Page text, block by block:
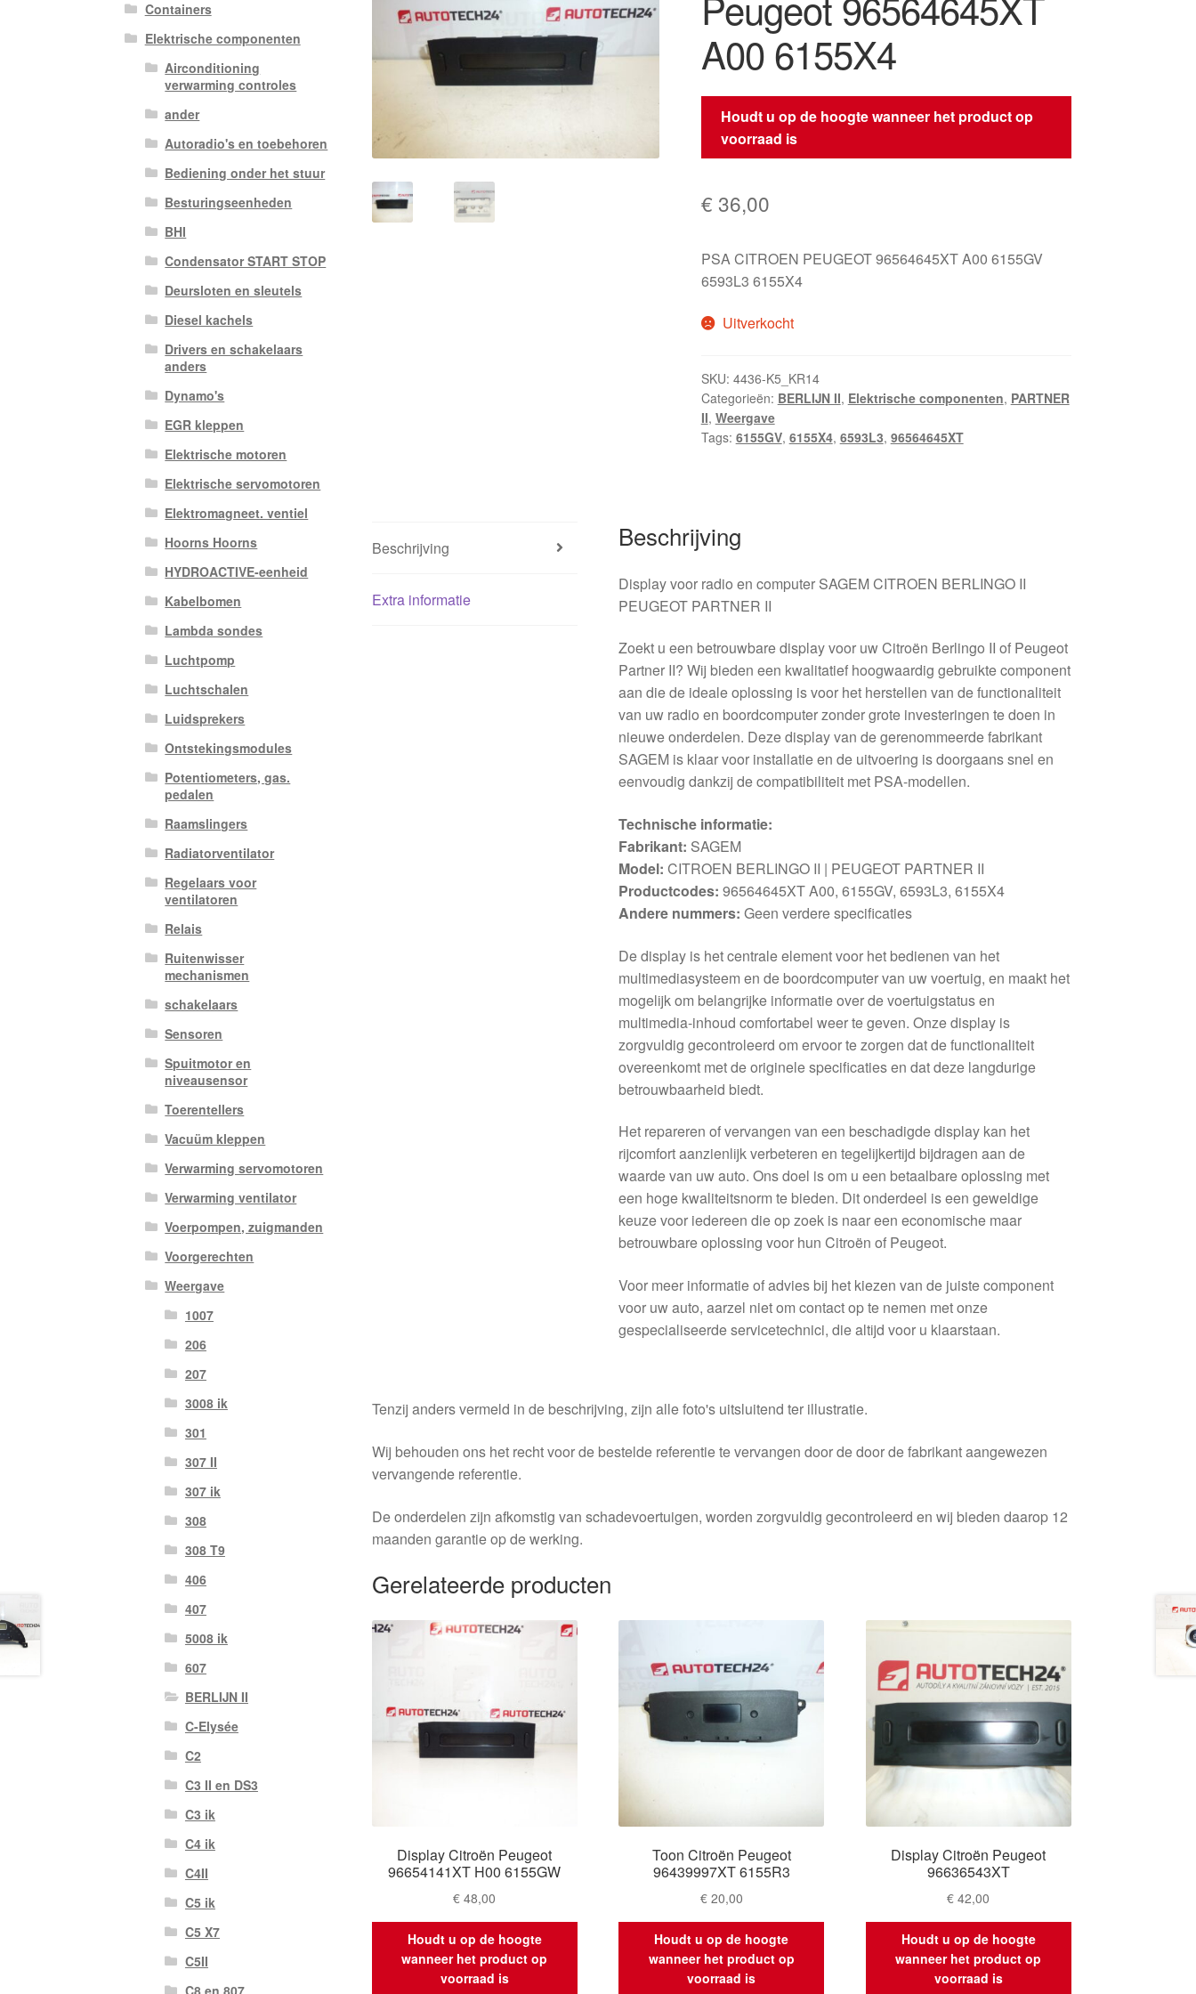
A00 6155X4
Houdt u op de hoogte wanneer het product op
voorraad is
€ 36,00
PSA CITROEN PEUGEOT 96564645XT A00 6155GV
6593L3 6155X4
Uitverkocht
SKU: 4436-K5_KR14
Categorieën: BERLIJN II, Elektrische componenten, PARTNER
II, Weergave
Tags: 6155GV, 6155X4, 6593L3, 96564645XT
Beschrijving
Extra informatie
Beschrijving
Display voor radio en computer SAGEM CITROEN BERLINGO II
PEUGEOT PARTNER II
Zoekt u een betrouwbare display voor uw Citroën Berlingo II of Peugeot
Partner II? Wij bieden een kwalitatief hoogwaardig gebruikte component
aan die de ideale oplossing is voor het herstellen van de functionaliteit
van uw radio en boordcomputer zonder grote investeringen te doen in
nieuwe onderdelen. Deze display van de gerenommeerde fabrikant
SAGEM is klaar voor installatie en de uitvoering is doorgaans snel en
eenvoudig dankzij de compatibiliteit met PSA-modellen.
Technische informatie:
Fabrikant: SAGEM
Model: CITROEN BERLINGO II | PEUGEOT PARTNER II
Productcodes: 96564645XT A00, 6155GV, 6593L3, 6155X4
Andere nummers: Geen verdere specificaties
De display is het centrale element voor het bedienen van het
multimediasysteem en de boordcomputer van uw voertuig, en maakt het
mogelijk om belangrijke informatie over de voertuigstatus en
multimedia-inhoud comfortabel weer te geven. Onze display is
zorgvuldig gecontroleerd om ervoor te zorgen dat de functionaliteit
overeenkomt met de originele specificaties en dat deze langdurige
betrouwbaarheid biedt.
Het repareren of vervangen van een beschadigde display kan het
rijcomfort aanzienlijk verbeteren en tegelijkertijd bijdragen aan de
waarde van uw auto. Ons doel is om u een betaalbare oplossing met
een hoge kwaliteitsnorm te bieden. Dit onderdeel is een geweldige
keuze voor iedereen die op zoek is naar een economische maar
betrouwbare oplossing voor hun Citroën of Peugeot.
Voor meer informatie of advies bij het kiezen van de juiste component
voor uw auto, aarzel niet om contact op te nemen met onze
gespecialiseerde servicetechnici, die altijd voor u klaarstaan.
Tenzij anders vermeld in de beschrijving, zijn alle foto's uitsluitend ter illustratie.
Wij behouden ons het recht voor de bestelde referentie te vervangen door de door de fabrikant aangewezen
vervangende referentie.
De onderdelen zijn afkomstig van schadevoertuigen, worden zorgvuldig gecontroleerd en wij bieden daarop 12
maanden garantie op de werking.
Gerelateerde producten
Display Citroën Peugeot
96654141XT H00 6155GW
€ 48,00
Houdt u op de hoogte
wanneer het product op
voorraad is
Toon Citroën Peugeot
96439997XT 6155R3
€20,00
Houdt u op de hoogte
wanneer het product op
voorraad is
Display Citroën Peugeot
96636543XT
€ 42,00
Houdt u op de hoogte
wanneer het product op
voorraad is
Containers
Elektrische componenten
Airconditioning
verwarming controles
ander
Autoradio's en toebehoren
Bediening onder het stuur
Besturingseenheden
BHI
Condensator START STOP
Deursloten en sleutels
Diesel kachels
Drivers en schakelaars
anders
Dynamo's
EGR kleppen
Elektrische motoren
Elektrische servomotoren
Elektromagneet. ventiel
Hoorns Hoorns
HYDROACTIVE-eenheid
Kabelbomen
Lambda sondes
Luchtpomp
Luchtschalen
Luidsprekers
Ontstekingsmodules
Potentiometers, gas.
pedalen
Raamslingers
Radiatorventilator
Regelaars voor
ventilatoren
Relais
Ruitenwisser
mechanismen
schakelaars
Sensoren
Spuitmotor en
niveausensor
Toerentellers
Vacuüm kleppen
Verwarming servomotoren
Verwarming ventilator
Voerpompen, zuigmanden
Voorgerechten
Weergave
1007
206
207
3008 ik
301
307 II
307 ik
308
308 T9
406
407
5008 ik
607
BERLIJN II
C-Elysée
C2
C3 II en DS3
C3 ik
C4 ik
C4II
C5 ik
C5 X7
C5II